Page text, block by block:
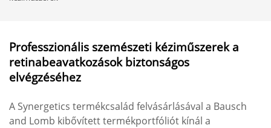
Professzionális szemészeti kéziműszerek a
retinabeavatkozások biztonságos
elvégzéséhez
A Synergetics termékcsalád felvásárlásával a Bausch
and Lomb kibővített termékportfóliót kínál a